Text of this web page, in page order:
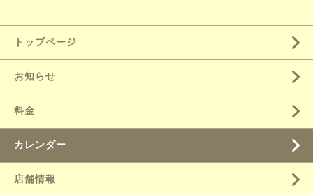
トップページ
お知らせ
料金
カレンダー
店舗情報